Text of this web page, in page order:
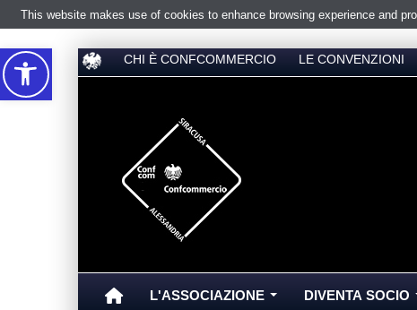
CHI È CONFCOMMERCIO LE CONVENZIONI
L'ASSOCIAZIONE DIVENTA SOCIO
Accessibilità
This website makes use of cookies to enhance browsing experience and